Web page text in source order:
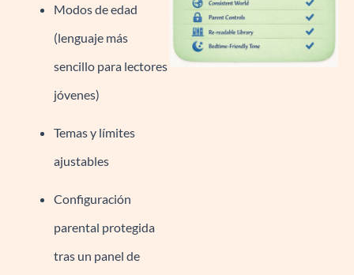
Modos de edad
(lenguaje más
sencillo para lectores
jóvenes)
Temas y límites
ajustables
Configuración
parental protegida
tras un panel de